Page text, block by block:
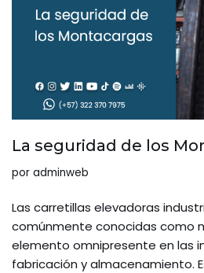
La seguridad de los
por adminweb
Las carretillas elevadoras
comúnmente conocidas como
elemento omnipresente en las
fabricación y almacenamiento.